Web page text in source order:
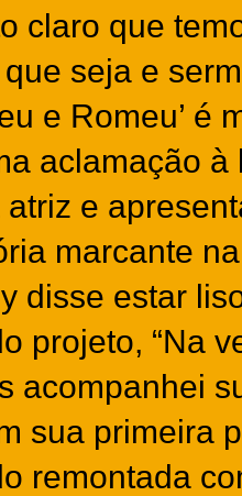
claro que
seja e
e Romeu’ é
aclamação à
atriz e
marcante
disse estar
projeto, “Na
acompanhei
sua primeira
remontada